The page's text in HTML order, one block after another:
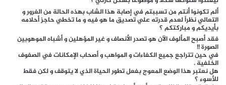
ألم تكونوا أنتم من تسببتم في إصابة هذا الشاب بهذه الحالة من الغرور و
التعالي نظراً لعدم قدرته علي تصديق ما هو فيه و ما تخطي حاجز أحلامه
بأيديكم و مباركتكم ؟
فقد أصبح المألوف الآن هو تصدر الأنصاف و غير المؤهلين و أشباه الموهوبين
الصورة !!
في حين تتراجع جميع الكفاءات و المواهب و أصحاب الإمكانات في الصفوف
الخلفية .
هل نعتبر هذا الوضع المعوج بفعل تطور الحياة الذي لا يتوقف و لكن فقط
للأسوء ؟